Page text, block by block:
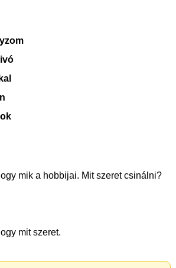
mik a hobbijai. Mit szeret csinálni?
mit szeret.